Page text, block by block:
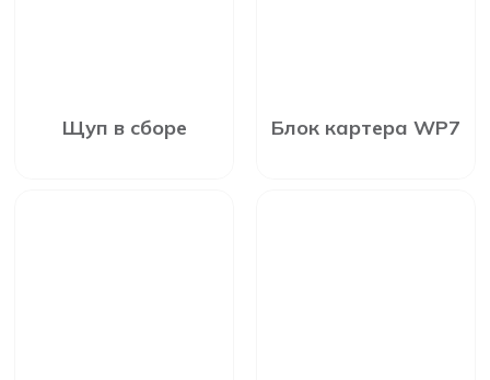
Щуп в сборе Блок картера WP7